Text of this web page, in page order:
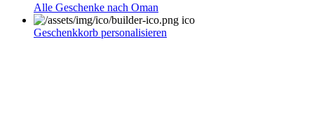
Alle Geschenke nach Oman
Geschenkkorb personalisieren